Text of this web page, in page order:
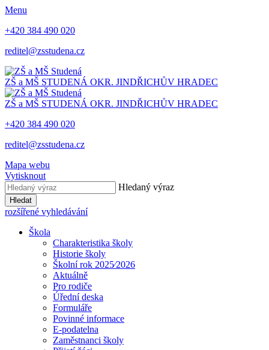
Menu
+420 384 490 020
reditel@zsstudena.cz
ZŠ a MŠ STUDENÁ OKR. JINDŘICHŮV HRADEC
ZŠ a MŠ STUDENÁ OKR. JINDŘICHŮV HRADEC
+420 384 490 020
reditel@zsstudena.cz
Mapa webu
Vytisknout
Hledaný výraz
Hledat
rozšířené vyhledávání
Škola
Charakteristika školy
Historie školy
Školní rok 2025⁄2026
Aktuálně
Pro rodiče
Úřední deska
Formuláře
Povinné informace
E-podatelna
Zaměstnanci školy